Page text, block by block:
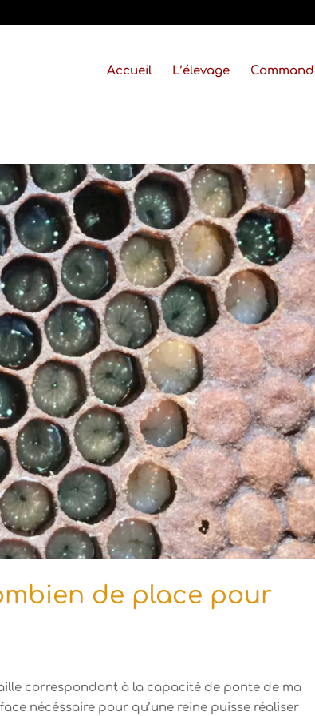
Accueil L’élevage
de place pour
correspondant à la capacité de ponte de ma
nécéssaire pour qu’une reine puisse réaliser